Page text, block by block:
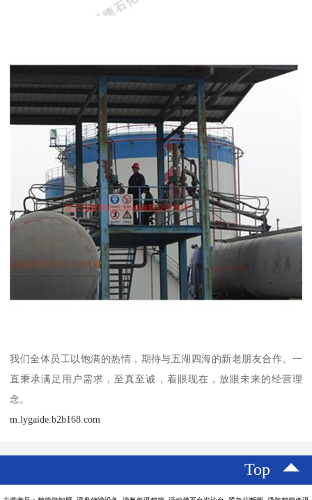
我们全体员工以饱满的热情，期待与五湖四海的新老朋友合作。一
直秉承满足用户需求，至真至诚，着眼现在，放眼未来的经营理
念。
m.lygaide.b2b168.com
Top